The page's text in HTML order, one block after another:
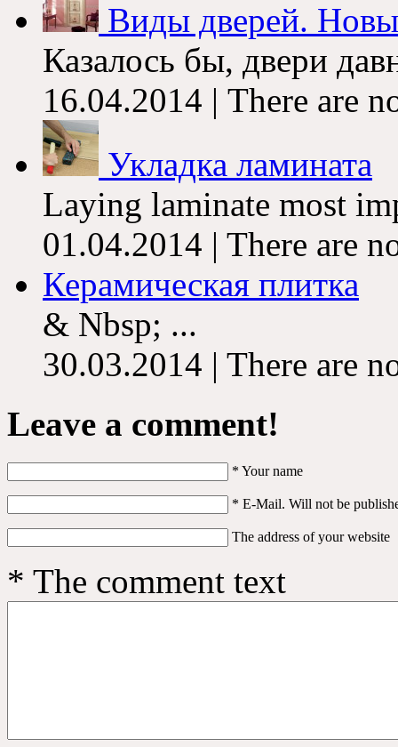
Виды дверей.
Казалось бы, двери
16.04.2014 | There are
Укладка ламината
Laying laminate most
01.04.2014 | There are
Керамическая плитка
& Nbsp; ...
30.03.2014 | There are
Leave a comment!
* Your name
* E-Mail. Will not be
The address of your website
* The comment text